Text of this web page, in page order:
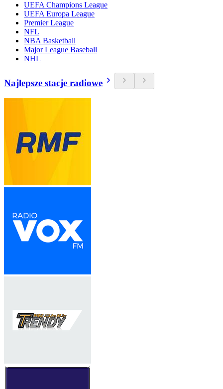
UEFA Champions League
UEFA Europa League
Premier League
NFL
NBA Basketball
Major League Baseball
NHL
Najlepsze stacje radiowe